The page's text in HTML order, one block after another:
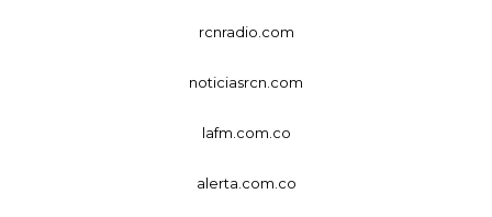
rcnradio.com
noticiasrcn.com
lafm.com.co
alerta.com.co